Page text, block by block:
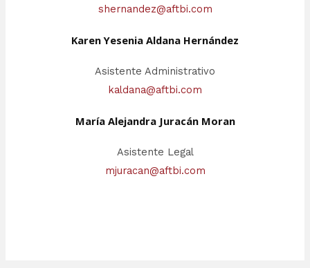
shernandez@aftbi.com
Karen Yesenia Aldana Hernández
Asistente Administrativo
kaldana@aftbi.com
María Alejandra Juracán Moran
Asistente Legal
mjuracan@aftbi.com